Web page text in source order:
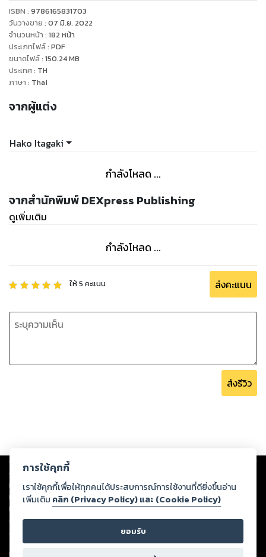
ISBN : 9786165831703
วันวางขาย : 07 มิ.ย. 2022
จำนวนหน้า : 182 หน้า
ประเภทไฟล์: PDF
ขนาดไฟล์: 150.24MB
ประเทศ: TH
ภาษา : Thai
จากผู้แต่ง
Hako Itagaki
กำลังโหลด ...
จากสำนักพิมพ์ DEXpress Publishing
ดูเพิ่มเติม
กำลังโหลด ...
ให้5 คะแนน ส่งคะแนน
ส่งรีวิว
Copyright © 2026
ต่อผลงานหรือเนื้อหาใดที่อัปโหลดผ่านเว็บไซต์และปรากฏว่าละเมิดสิทธิใน
ทรัพย์สินทางปัญญาของบุคคลอื่นหรือขัดต่อกฎหมายและศีลธรรม ดังนั้น ผู้อ่าน
ทุกท่านโปรดใช้วิจารณญาณในการกลั่นกรองด้วยตนเอง และหากท่านพบว่าส่วน
หนึ่งส่วนใดขัดต่อกฎหมายและศีลธรรม กรุณาแจ้งมายังบริษัท เพื่อทีมงานจะได้
ดำเนินการในทันที ทั้งนี้ ทางสตอรี่ล็อกขอสงวนลิขสิทธิ์ตามพระราชบัญญัติ
ลิขสิทธิ์ พ.ศ. 2537 (ฉบับล่าสุด)
For support: member@ookbee.com
การใช้คุกกี้
เราใช้คุกกี้เพื่อให้ทุกคนได้ประสบการณ์การใช้งานที่ดียิ่งขึ้นอ่าน
เพิ่มเติม คลิก (Privacy Policy) และ (Cookie Policy)
ยอมรับ